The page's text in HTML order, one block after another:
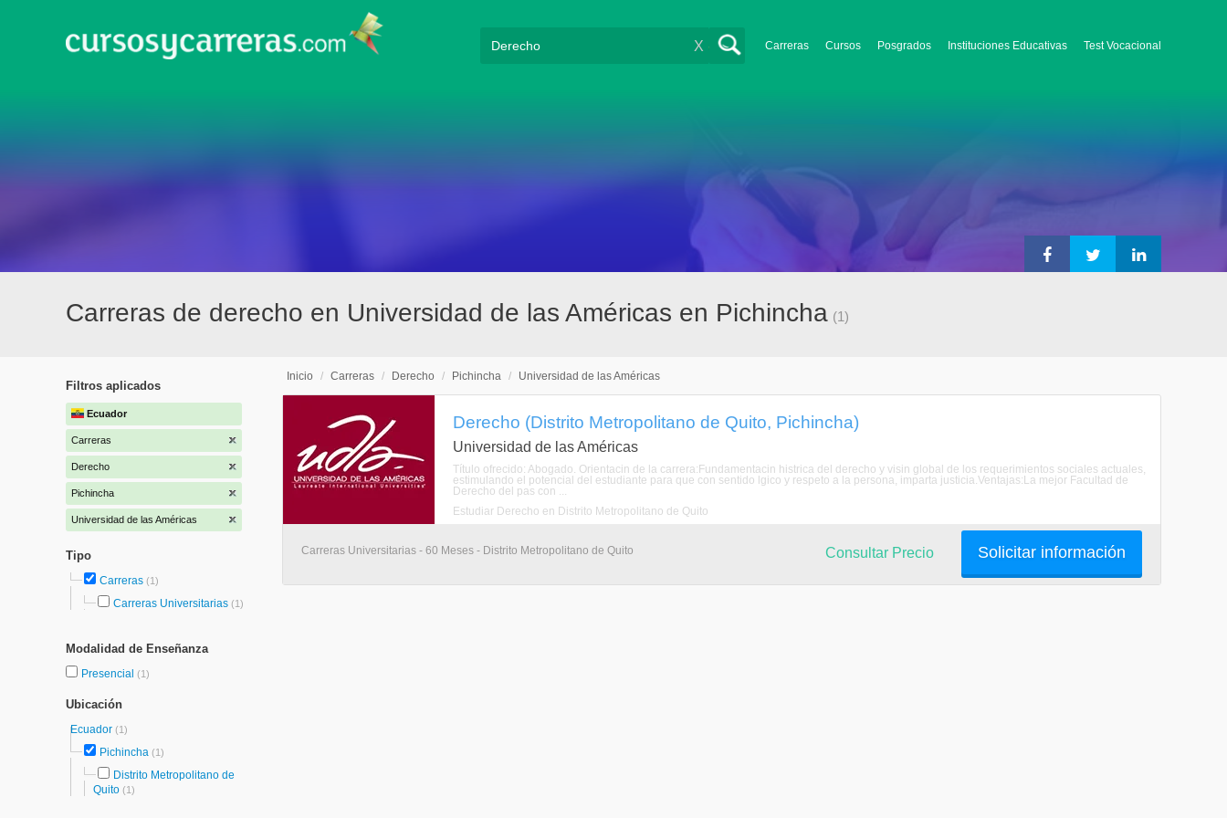
Carreras Cursos Posgrados Instituciones Educativas Test Vocacional
X
Carreras de derecho en Universidad de las Américas en Pichincha (1)
Filtros aplicados
Ecuador
Carreras
Derecho
Pichincha
Universidad de las Américas
Tipo
Carreras (1)
Carreras Universitarias (1)
Modalidad de Enseñanza
Presencial (1)
Ubicación
Ecuador (1)
Pichincha (1)
Distrito Metropolitano de
Quito (1)
Inicio / Carreras / Derecho / Pichincha / Universidad de las Américas
Derecho (Distrito Metropolitano de Quito, Pichincha)
Universidad de las Américas
Título ofrecido: Abogado. Orientacin de la carrera:Fundamentacin histrica del derecho y visin global de los requerimientos sociales actuales,
estimulando el potencial del estudiante para que con sentido lgico y respeto a la persona, imparta justicia.Ventajas:La mejor Facultad de
Derecho del pas con ...
Estudiar Derecho en Distrito Metropolitano de Quito
Carreras Universitarias - 60 Meses - Distrito Metropolitano de Quito Solicitar información
Consultar Precio